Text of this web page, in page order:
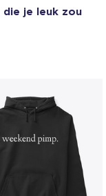
die je leuk zou